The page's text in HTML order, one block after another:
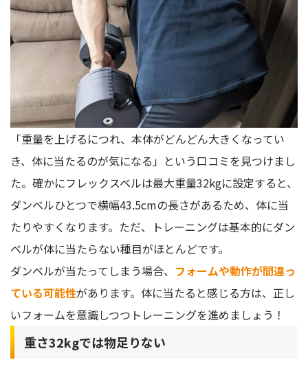
「重量を上げるにつれ、本体がどんどん大きくなってい
き、体に当たるのが気になる」という口コミを見つけまし
た。確かにフレックスベルは最大重量32kgに設定すると、
ダンベルひとつで横幅43.5cmの長さがあるため、体に当
たりやすくなります。ただ、トレーニングは基本的にダン
ベルが体に当たらない種目がほとんどです。
ダンベルが当たってしまう場合、 フォームや動作が間違っ
ている可能性があります。体に当たると感じる方は、正し
いフォームを意識しつつトレーニングを進めましょう！
重さ32kgでは物足りない